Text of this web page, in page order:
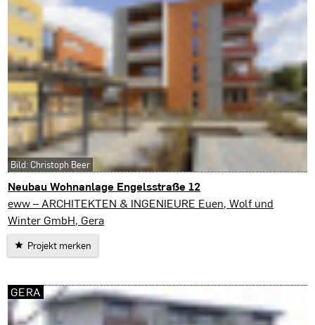
Neubau Wohnanlage Engelsstraße 12
Gera
eww – ARCHITEKTEN & INGENIEURE Euen, Wolf und
Winter GmbH, Gera
Projekt merken
Bild: Christoph Beer
GERA